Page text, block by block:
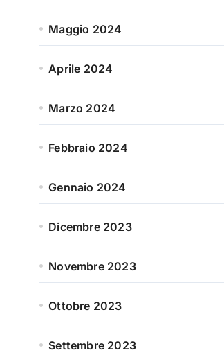
Maggio 2024
Aprile 2024
Marzo 2024
Febbraio 2024
Gennaio 2024
Dicembre 2023
Novembre 2023
Ottobre 2023
Settembre 2023